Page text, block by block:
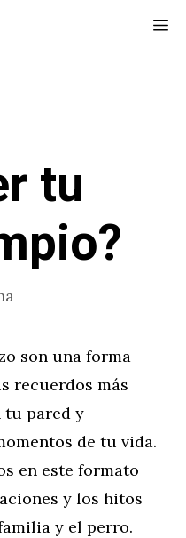
tu
son una forma
recuerdos más
tu pared y
de tu vida.
en este formato
y los hitos
y el perro.